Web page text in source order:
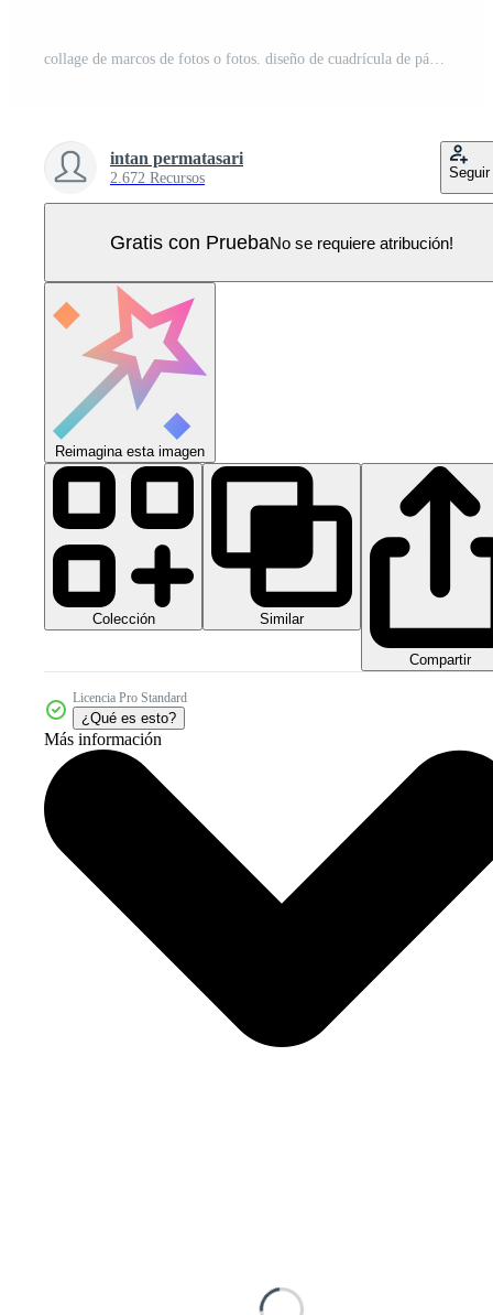
collage de marcos de fotos o fotos. diseño de cuadrícula de página de cómics marcos de fotos abstractos y plantilla de pared de fotos digitales Vector Pro
intan permatasari
2.672 Recursos Seguir
Gratis con PruebaNo se requiere atribución!
Reimagina esta imagen
Colección Similar
Compartir
Licencia Pro Standard
¿Qué es esto?
Más información